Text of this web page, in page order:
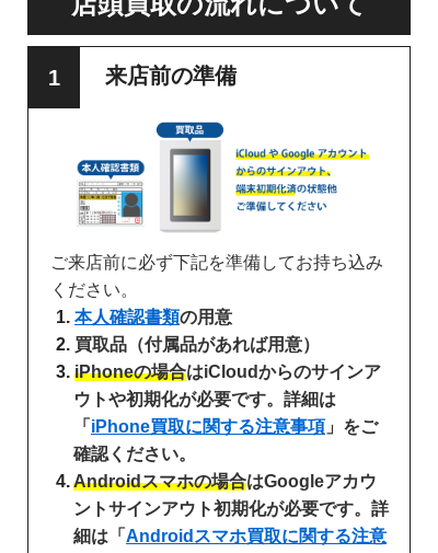
来店前の準備
ご来店前に必ず下記を準備してお持ち込み
ください。
本人確認書類の用意
買取品（付属品があれば用意）
iPhoneの場合はiCloudからのサインア
ウトや初期化が必要です。詳細は
「 iPhone買取に関する注意事項 」をご
確認ください。
Androidスマホの場合はGoogleアカウ
ントサインアウト初期化が必要です。詳
細は「 Androidスマホ買取に関する注意